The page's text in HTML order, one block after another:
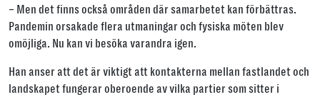
– Men det finns också områden där samarbetet kan förbättras.
Pandemin orsakade flera utmaningar och fysiska möten blev
omöjliga. Nu kan vi besöka varandra igen.
Han anser att det är viktigt att kontakterna mellan fastlandet och
landskapet fungerar oberoende av vilka partier som sitter i